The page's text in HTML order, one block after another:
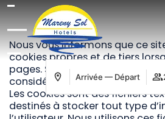
Arrivée — Départ
Nous vous informons que ce
cookies propres et de tiers
pages. Si vous continuez à
considérons que vous en
Les cookies sont des fichiers
destinés à stocker tout type